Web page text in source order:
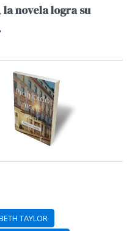
la novela logra su
TAYLOR